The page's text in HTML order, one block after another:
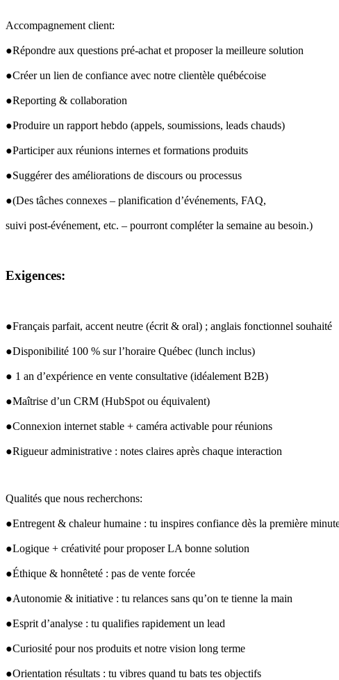
Accompagnement client:
●Répondre aux questions pré-achat et proposer la meilleure solution
●Créer un lien de confiance avec notre clientèle québécoise
●Reporting & collaboration
●Produire un rapport hebdo (appels, soumissions, leads chauds)
●Participer aux réunions internes et formations produits
●Suggérer des améliorations de discours ou processus
●(Des tâches connexes – planification d’événements, FAQ,
suivi post-événement, etc. – pourront compléter la semaine au besoin.)
Exigences:
●Français parfait, accent neutre (écrit & oral) ; anglais fonctionnel souhaité
●Disponibilité 100 % sur l’horaire Québec (lunch inclus)
● 1 an d’expérience en vente consultative (idéalement B2B)
●Maîtrise d’un CRM (HubSpot ou équivalent)
●Connexion internet stable + caméra activable pour réunions
●Rigueur administrative : notes claires après chaque interaction
Qualités que nous recherchons:
●Entregent & chaleur humaine : tu inspires confiance dès la première
●Logique + créativité pour proposer LA bonne solution
●Éthique & honnêteté : pas de vente forcée
●Autonomie & initiative : tu relances sans qu’on te tienne la main
●Esprit d’analyse : tu qualifies rapidement un lead
●Curiosité pour nos produits et notre vision long terme
●Orientation résultats : tu vibres quand tu bats tes objectifs